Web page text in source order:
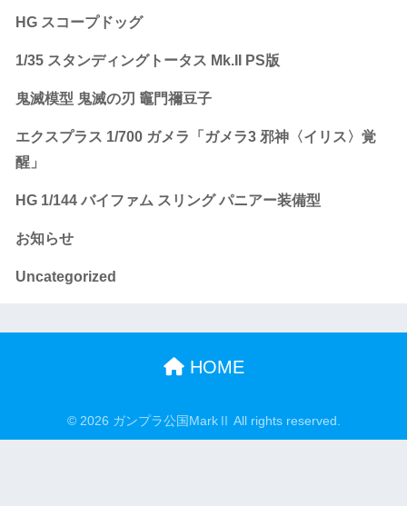
HG スコープドッグ
1/35 スタンディングトータス Mk.II PS版
鬼滅模型 鬼滅の刃 竈門禰豆子
エクスプラス 1/700 ガメラ「ガメラ3 邪神〈イリス〉覚
醒」
HG 1/144 バイファム スリング パニアー装備型
お知らせ
Uncategorized
HOME
© 2026 ガンプラ公国MarkⅡ All rights reserved.